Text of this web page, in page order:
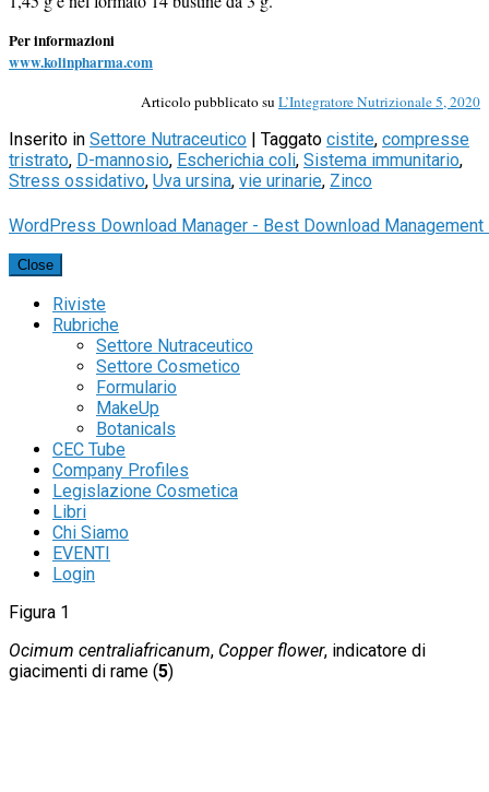
Per informazioni
www.kolinpharma.com
Articolo pubblicato su L’Integratore Nutrizionale 5, 2020
Inserito in Settore Nutraceutico Taggato cistite, compresse
tristrato, D-mannosio, Escherichia coli, Sistema immunitario,
Stress ossidativo, Uva ursina, vie urinarie, Zinco
WordPress Download Manager - Best Download Management
Close
Riviste
Rubriche
Settore Nutraceutico
Settore Cosmetico
Formulario
MakeUp
Botanicals
CEC Tube
Company Profiles
Legislazione Cosmetica
Libri
Chi Siamo
EVENTI
Login
Figura 1
Ocimum centraliafricanum, Copper flower, indicatore di
giacimenti di rame (5)